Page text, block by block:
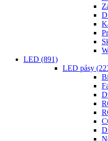
LED (891)
LED pásy